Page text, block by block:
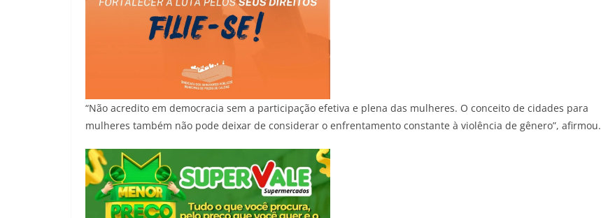
“Não acredito em democracia sem a participação efetiva e plena das mulheres. O conceito de cidades para
mulheres também não pode deixar de considerar o enfrentamento constante à violência de gênero”, afirmou.